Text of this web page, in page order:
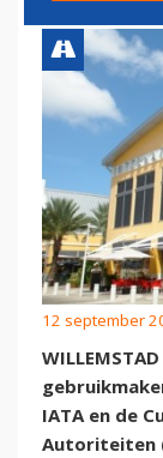
12 september
IATA en de
Autoriteiten